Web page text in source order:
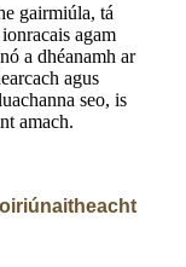
gairmiúla, tá
agam
a dhéanamh ar
agus
seo, is
amach.